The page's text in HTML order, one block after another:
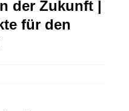
der Zukunft |
für den